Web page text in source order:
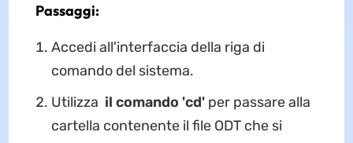
Passaggi:
Accedi all'interfaccia della riga di
comando del sistema.
Utilizza il comando 'cd'per passare alla
cartella contenente il file ODT che si